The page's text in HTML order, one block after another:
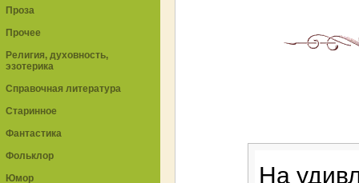
На
Проза
Прочее
Религия, духовность,
эзотерика
Справочная литература
Старинное
Фантастика
Фольклор
Юмор